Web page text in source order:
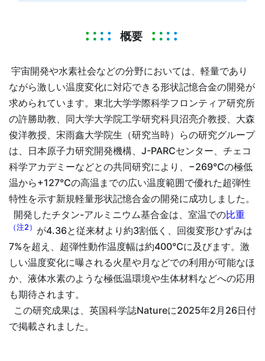
概要
宇宙開発や水素社会などの分野においては、軽量であり
ながら激しい温度変化に対応できる形状記憶合金の開発が
求められています。東北大学学際科学フロンティア研究所
の許勝助教、同大学大学院工学研究科貝沼亮介教授、大森
俊洋教授、宋雨鑫大学院生（研究当時）らの研究グループ
は、日本原子力研究開発機構、J-PARCセンター、チェコ
科学アカデミーなどとの共同研究により、−269℃の極低
温から+127℃の高温までの広い温度範囲で優れた超弾性
特性を示す新規軽量形状記憶合金の開発に成功しました。
開発したチタン-アルミニウム基合金は、室温での比重
（注2） が4.36と従来材より約3割低く、回復変形ひずみは
7%を超え、超弾性動作温度幅は約400℃に及びます。激
しい温度変化に曝される火星や月などでの利用が可能なほ
か、液体水素のような極低温環境や生体材料などへの応用
も期待されます。
この研究成果は、英国科学誌Natureに2025年2月26日付
で掲載されました。